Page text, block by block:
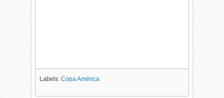
Labels:Copa América